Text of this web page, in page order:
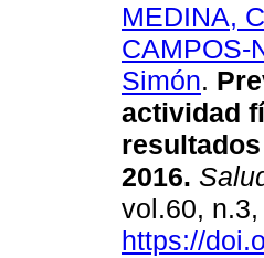
MEDINA,
CAMPOS-
Simón.
actividad
2016.
vol.60,
https://